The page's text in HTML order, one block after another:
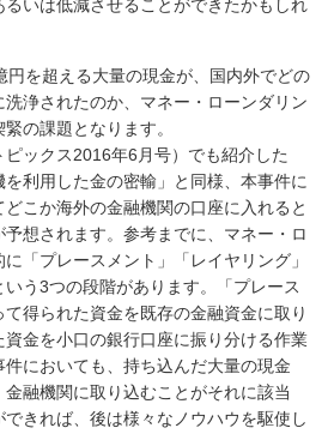
いは低減させることができたかもしれ
を超える大量の現金が、国内外でどの
浄されたのか、マネー・ローンダリン
の課題となります。
ックス2016年6月号）でも紹介した
を利用した金の密輸」と同様、本事件に
こか海外の金融機関の口座に入れると
想されます。参考までに、マネー・ロ
「プレースメント」「レイヤリング」
いう3つの段階があります。「プレース
得られた資金を既存の金融資金に取り
金を小口の銀行口座に振り分ける作業
においても、持ち込んだ大量の現金
金融機関に取り込むことがそれに該当
きれば、後は様々なノウハウを駆使し